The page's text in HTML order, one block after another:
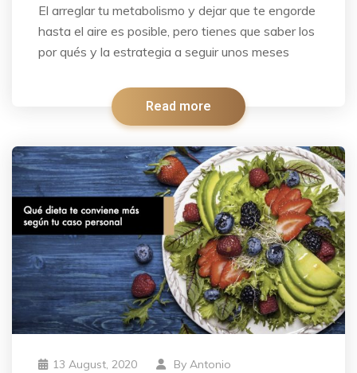
El arreglar tu metabolismo y dejar que te engorde
hasta el aire es posible, pero tienes que saber los
por qués y la estrategia a seguir unos meses
Read more
13 August, 2020 By Antonio